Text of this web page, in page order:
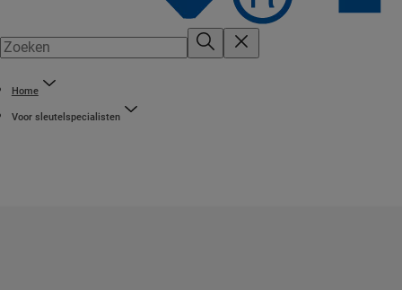
Home
Voor sleutelspecialisten